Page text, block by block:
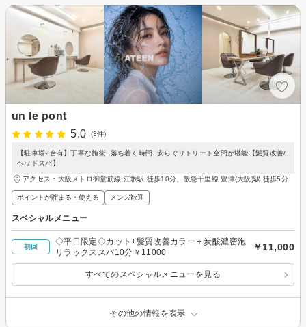
un le pont
5.0
(3件)
【駐車場2台有】丁寧な施術. 落ち着く時間. 安らぐリトリート空間が堪能【髪質改善/
ヘッドスパ】
アクセス：大阪メトロ御堂筋線 江坂駅 徒歩10分、阪急千里線 豊津(大阪)駅 徒歩5分
ポイントが貯まる・使える メンズ歓迎
スペシャルメニュー
初回
◇平日限定◇カット+髪質改善カラー＋炭酸濃密泡
リラックススパ10分￥11000
￥11,000
すべてのスペシャルメニューを見る
その他の情報を表示